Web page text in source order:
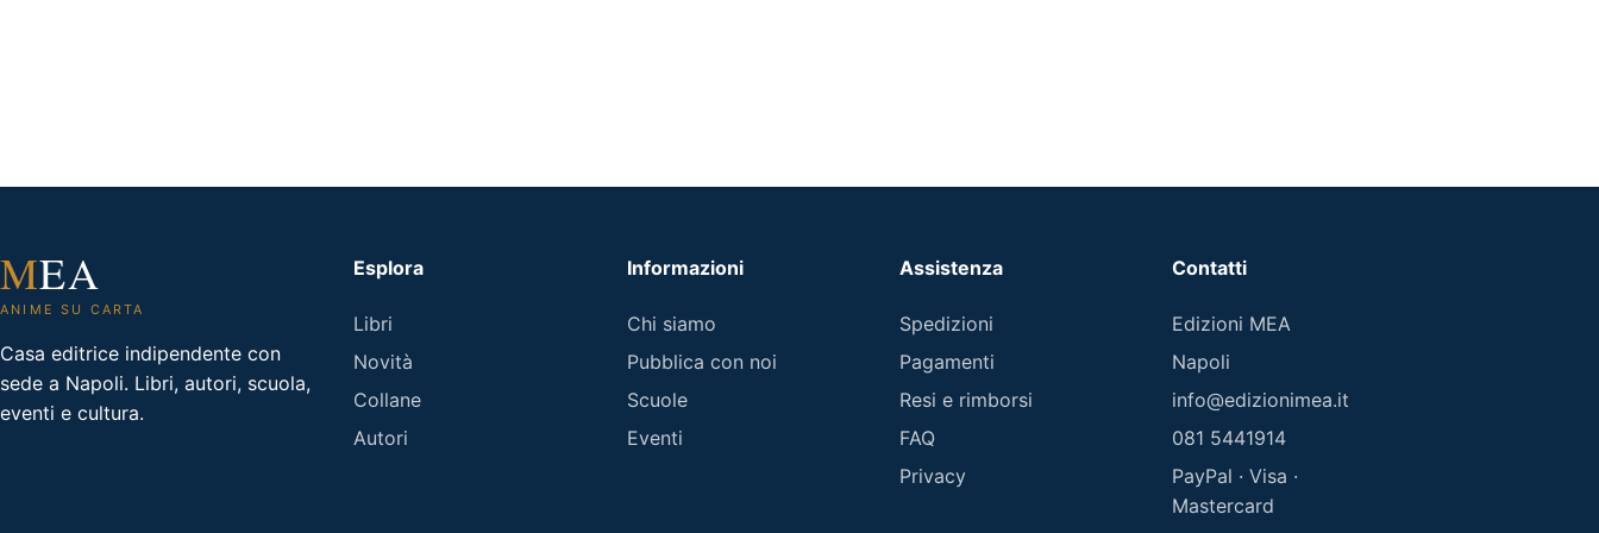
MEA
ANIME SU CARTA
Casa editrice indipendente con
sede a Napoli. Libri, autori, scuola,
eventi e cultura.
Esplora
Libri
Novità
Collane
Autori
Informazioni
Chi siamo
Pubblica con noi
Scuole
Eventi
Assistenza
Spedizioni
Pagamenti
Resi e rimborsi
FAQ
Privacy
Contatti
Edizioni MEA
Napoli
info@edizionimea.it
081 5441914
PayPal · Visa ·
Mastercard